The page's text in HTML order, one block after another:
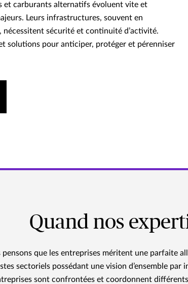
et carburants alternatifs évoluent vite et
Leurs infrastructures, souvent en
nécessitent sécurité et continuité d’activité.
solutions pour anticiper, protéger et pérenniser
Quand nos
pensons que les entreprises méritent une parfaite
sectoriels possédant une vision d’ensemble
sont confrontées et coordonnent